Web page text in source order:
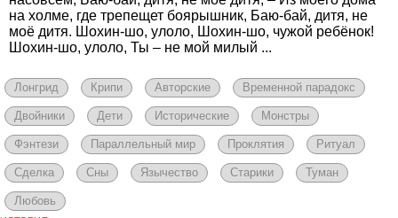
на холме, где трепещет боярышник, Баю-бай, дитя, не
моё дитя. Шохин-шо, улоло, Шохин-шо, чужой ребёнок!
Шохин-шо, улоло, Ты – не мой милый ...
Лонгрид Крипи Авторские Временной парадокс
Двойники Дети Исторические Монстры
Фэнтези Параллельный мир Проклятия Ритуал
Сделка Сны Язычество Старики Туман
Любовь